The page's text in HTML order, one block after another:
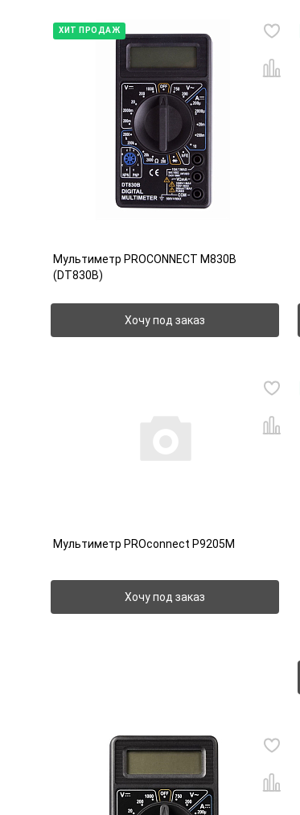
ХИТ ПРОДАЖ
Мультиметр PROCONNECT M830B
(DT830B)
Хочу под заказ
Мультиметр PROconnect P9205М
Хочу под заказ